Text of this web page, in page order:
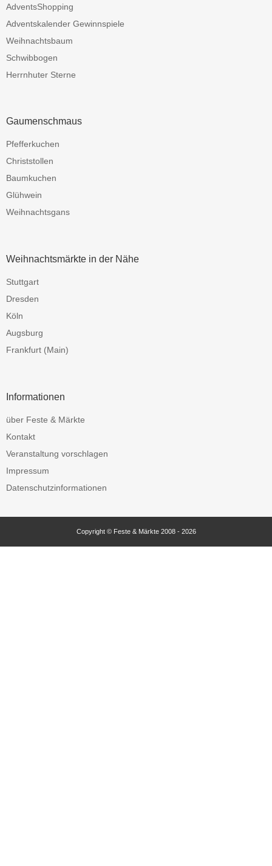
AdventsShopping
Adventskalender Gewinnspiele
Weihnachtsbaum
Schwibbogen
Herrnhuter Sterne
Gaumenschmaus
Pfefferkuchen
Christstollen
Baumkuchen
Glühwein
Weihnachtsgans
Weihnachtsmärkte in der Nähe
Stuttgart
Dresden
Köln
Augsburg
Frankfurt (Main)
Informationen
über Feste & Märkte
Kontakt
Veranstaltung vorschlagen
Impressum
Datenschutzinformationen
Copyright © Feste & Märkte 2008 - 2026